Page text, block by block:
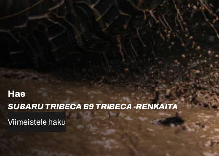
Hae
SUBARU TRIBECA B9 TRIBECA -RENKAITA
Viimeistele haku